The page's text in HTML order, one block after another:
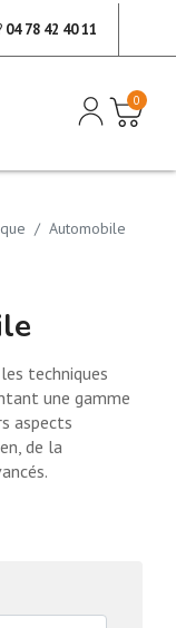
04 78 42 40 11
0
Automobile
techniques
une gamme
aspects
de la